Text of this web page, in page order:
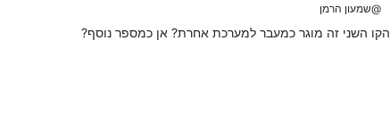
@שמעון הרמן
הקו השני זה מוגר כמעבר למערכת אחרת? אן כמספר נוסף?